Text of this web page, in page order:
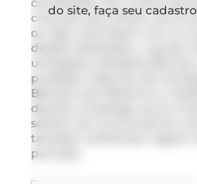
crianças que sofrem de
ou seja, que fazem xixi na
desses resultados, o grupo
urologista Ubirajara Barroso,
professor Adjunto de
Bahiana de Medicina e
decidiu investigar se as
sofrem de incontinência
também enfrentam algum
punição.
do site, faça seu